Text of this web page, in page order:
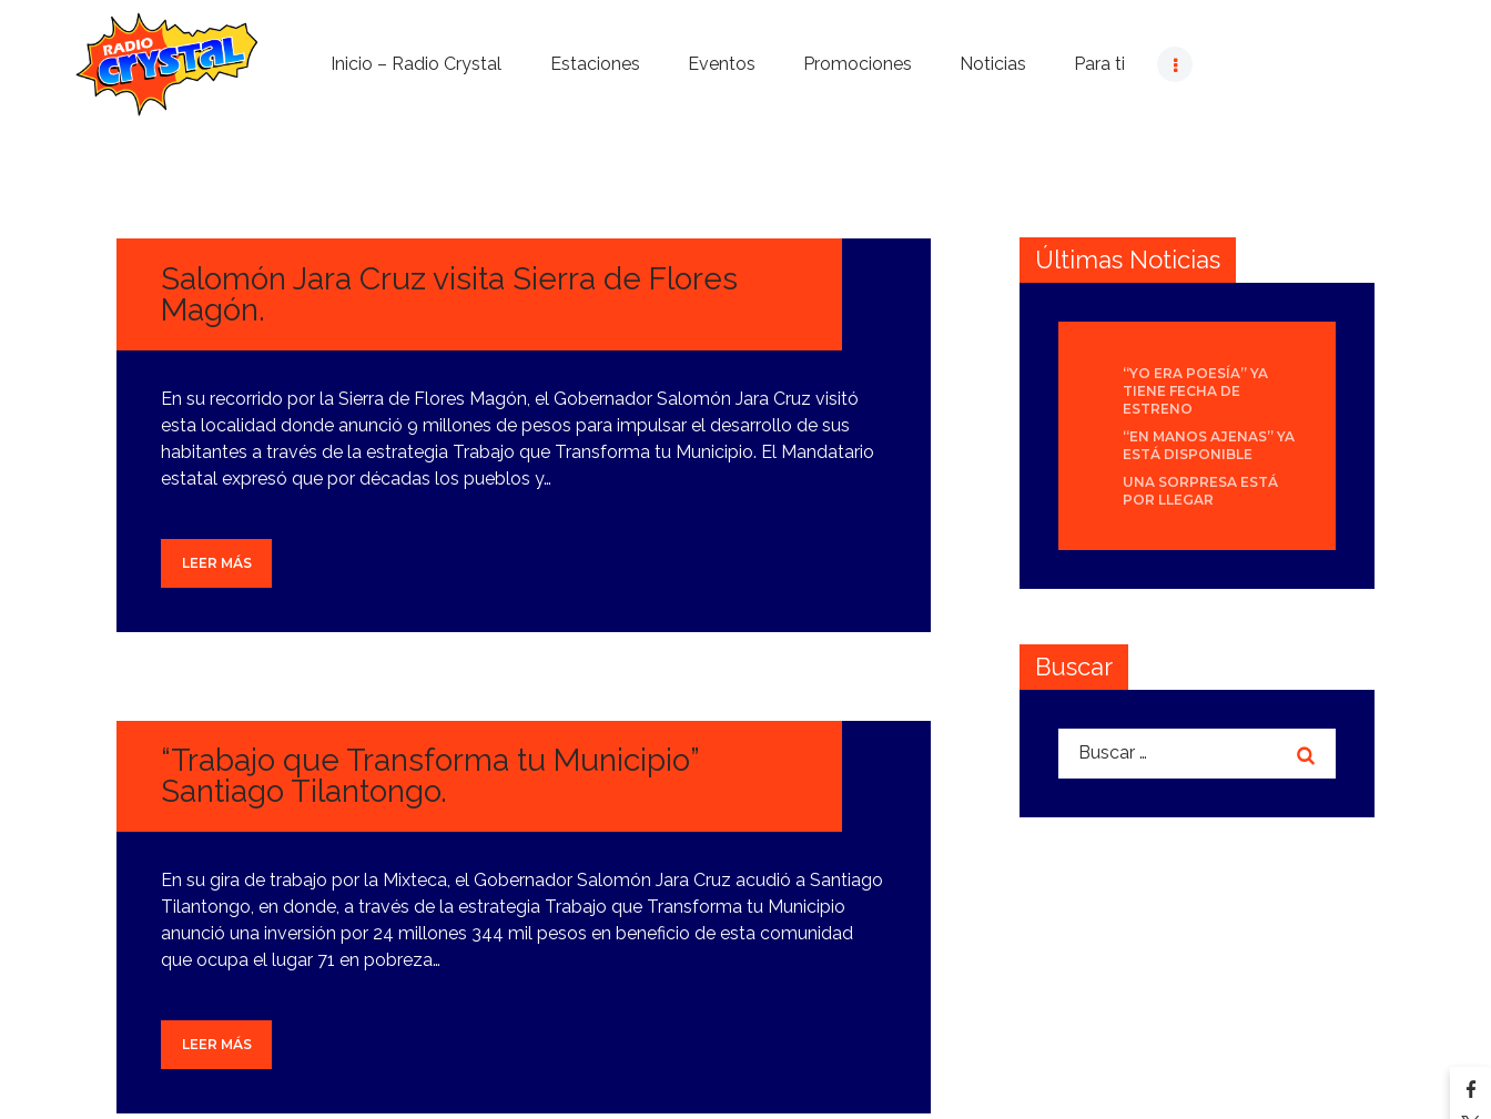
Inicio – Radio Crystal Estaciones Eventos Promociones Noticias Para ti
Noticias
Contacto
Salomón Jara Cruz visita Sierra de Flores
Magón.
En su recorrido por la Sierra de Flores Magón, el Gobernador Salomón Jara Cruz visitó
esta localidad donde anunció 9 millones de pesos para impulsar el desarrollo de sus
habitantes a través de la estrategia Trabajo que Transforma tu Municipio. El Mandatario
estatal expresó que por décadas los pueblos y…
LEER MÁS
“Trabajo que Transforma tu Municipio”
Santiago Tilantongo.
En su gira de trabajo por la Mixteca, el Gobernador Salomón Jara Cruz acudió a Santiago
Tilantongo, en donde, a través de la estrategia Trabajo que Transforma tu Municipio
anunció una inversión por 24 millones 344 mil pesos en beneficio de esta comunidad
que ocupa el lugar 71 en pobreza…
LEER MÁS
Últimas Noticias
“YO ERA POESÍA” YA
TIENE FECHA DE
ESTRENO
“EN MANOS AJENAS” YA
ESTÁ DISPONIBLE
UNA SORPRESA ESTÁ
POR LLEGAR
Buscar
Buscar: